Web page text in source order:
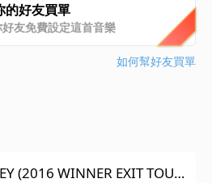
的好友買單
友免費設定這首音樂
如何幫好友買單
(2016 WINNER EXIT TOUR